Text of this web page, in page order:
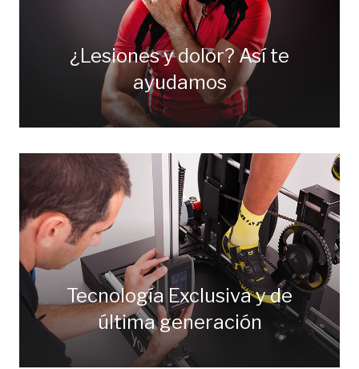
¿Lesiones y dolor? Así te
ayudamos
Tecnología Exclusiva y de
última generación